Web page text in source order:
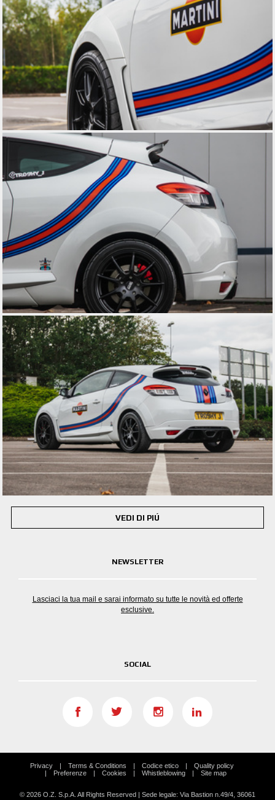
VEDI DI PIÚ
NEWSLETTER
Lasciaci la tua mail e sarai informato su tutte le novità ed offerte
esclusive.
SOCIAL
Privacy Terms & Conditions Codice etico
Quality policy
Preferenze
Cookies Whistleblowing Site map
© 2026 O.Z. S.p.A. All Rights Reserved | Sede legale: Via Bastion n.49/4, 36061